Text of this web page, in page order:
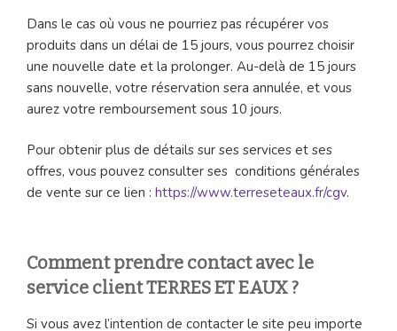
Dans le cas où vous ne pourriez pas récupérer vos
produits dans un délai de 15 jours, vous pourrez choisir
une nouvelle date et la prolonger. Au-delà de 15 jours
sans nouvelle, votre réservation sera annulée, et vous
aurez votre remboursement sous 10 jours.
Pour obtenir plus de détails sur ses services et ses
offres, vous pouvez consulter ses conditions générales
de vente sur ce lien : https://www.terreseteaux.fr/cgv.
Comment prendre contact avec le
service client TERRES ET EAUX ?
Si vous avez l’intention de contacter le site peu importe